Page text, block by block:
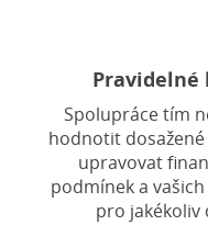
Pravidelné
Spolupráce tím
hodnotit
upravovat
podmínek a
pro jakékoliv